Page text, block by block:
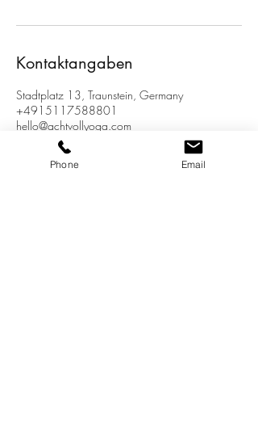
Kontaktangaben
Stadtplatz 13, Traunstein, Germany
+4915117588801
hello@achtvollyoga.com
Phone Email